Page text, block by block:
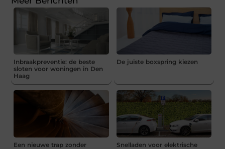
Inbraakpreventie: de beste
sloten voor woningen in Den
Haag
De juiste boxspring kiezen
Een nieuwe trap zonder
Snelladen voor elektrische